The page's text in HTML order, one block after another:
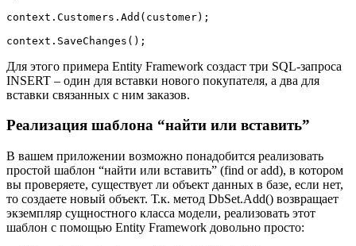
context.Customers.Add(customer);
context.SaveChanges();
Для этого примера Entity Framework создаст три SQL-запроса
INSERT – один для вставки нового покупателя, а два для
вставки связанных с ним заказов.
Реализация шаблона “найти или вставить”
В вашем приложении возможно понадобится реализовать
простой шаблон “найти или вставить” (find or add), в котором
вы проверяете, существует ли объект данных в базе, если нет,
то создаете новый объект. Т.к. метод DbSet.Add() возвращает
экземпляр сущностного класса модели, реализовать этот
шаблон с помощью Entity Framework довольно просто: